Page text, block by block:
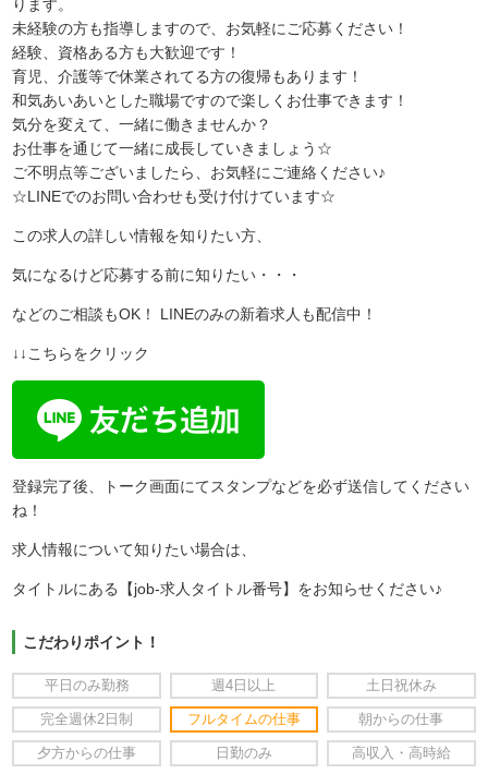
ります。
未経験の方も指導しますので、お気軽にご応募ください！
経験、資格ある方も大歓迎です！
育児、介護等で休業されてる方の復帰もあります！
和気あいあいとした職場ですので楽しくお仕事できます！
気分を変えて、一緒に働きませんか？
お仕事を通じて一緒に成長していきましょう☆
ご不明点等ございましたら、お気軽にご連絡ください♪
☆LINEでのお問い合わせも受け付けています☆
この求人の詳しい情報を知りたい方、
気になるけど応募する前に知りたい・・・
などのご相談もOK！ LINEのみの新着求人も配信中！
↓↓こちらをクリック
登録完了後、トーク画面にてスタンプなどを必ず送信してください
ね！
求人情報について知りたい場合は、
タイトルにある【job-求人タイトル番号】をお知らせください♪
こだわりポイント！
平日のみ勤務 週4日以上 土日祝休み
完全週休2日制 フルタイムの仕事 朝からの仕事
夕方からの仕事 日勤のみ 高収入・高時給